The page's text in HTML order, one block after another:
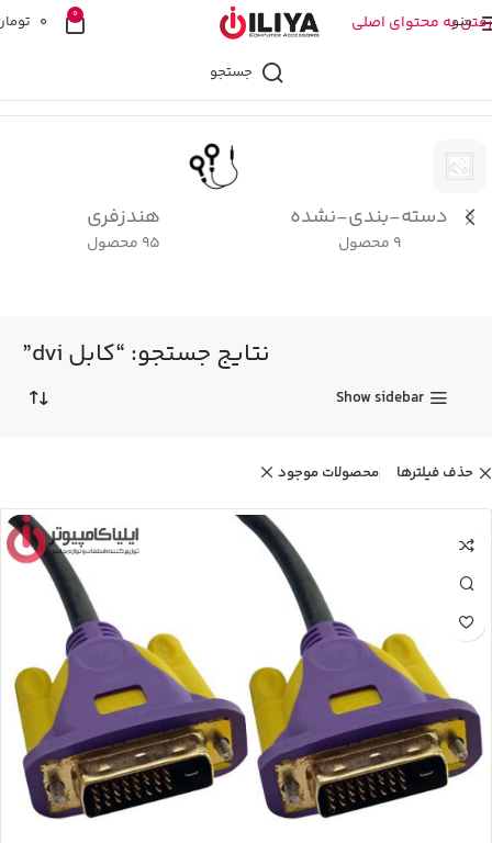
رفتن به محتوای اصلی
منو 0
0
جستجو
نتیجه جستجو برای “کابل dvi”
دسته-بندی-نشده
9 محصول
هندزفری
95 محصول
نتایج جستجو: “کابل dvi”
Show sidebar
حذف فیلترها محصولات موجود